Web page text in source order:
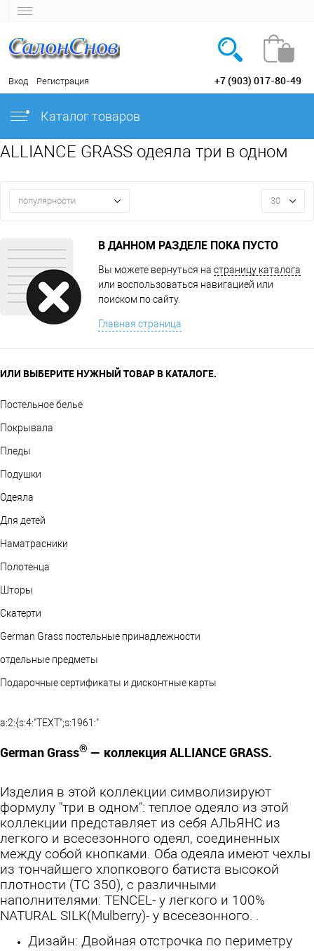
Вход Регистрация +7 (903) 017-80-49
Каталог товаров
ALLIANCE GRASS одеяла три в одном
популярности 30
В ДАННОМ РАЗДЕЛЕ ПОКА ПУСТО
Вы можете вернуться на страницу каталога
или воспользоваться навигацией или
поиском по сайту.
Главная страница
ИЛИ ВЫБЕРИТЕ НУЖНЫЙ ТОВАР В КАТАЛОГЕ.
Постельное белье
Покрывала
Пледы
Подушки
Одеяла
Для детей
Наматрасники
Полотенца
Шторы
Скатерти
German Grass постельные принадлежности
отдельные предметы
Подарочные сертификаты и дисконтные карты
a:2:{s:4:"TEXT";s:1961:"
German Grass® — коллекция ALLIANCE GRASS.
Изделия в этой коллекции символизируют
формулу "три в одном": теплое одеяло из этой
коллекции представляет из себя АЛЬЯНС из
легкого и всесезонного одеял, соединенных
между собой кнопками. Оба одеяла имеют чехлы
из тончайшего хлопкового батиста высокой
плотности (TC 350), с различными
наполнителями: TENCEL- у легкого и 100%
NATURAL SILK(Mulberry)- у всесезонного.
Дизайн: Двойная отстрочка по периметру